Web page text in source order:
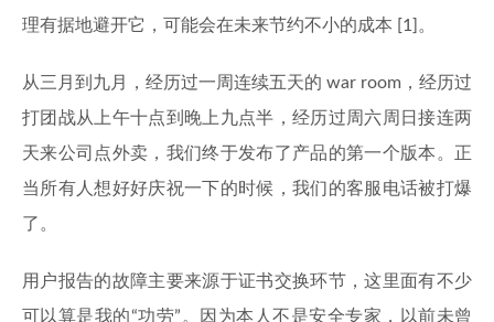
理有据地避开它，可能会在未来节约不小的成本 [1]。
从三月到九月，经历过一周连续五天的 war room，经历过
打团战从上午十点到晚上九点半，经历过周六周日接连两
天来公司点外卖，我们终于发布了产品的第一个版本。正
当所有人想好好庆祝一下的时候，我们的客服电话被打爆
了。
用户报告的故障主要来源于证书交换环节，这里面有不少
可以算是我的“功劳”。因为本人不是安全专家，以前未曾